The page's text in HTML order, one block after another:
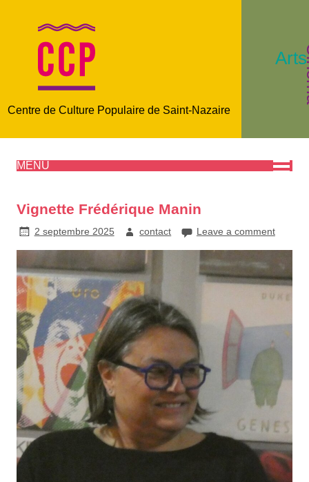
Centre de Culture Populaire de Saint-Nazaire
MENU
Vignette Frédérique Manin
2 septembre 2025 contact Leave a comment